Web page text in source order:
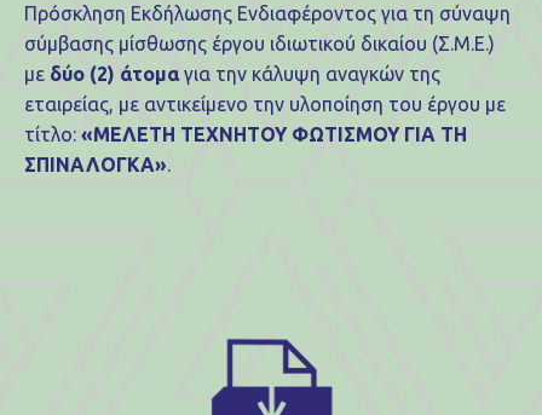
Πρόσκληση Εκδήλωσης Ενδιαφέροντος για τη σύναψη
σύμβασης μίσθωσης έργου ιδιωτικού δικαίου (Σ.Μ.Ε.)
με δύο (2) άτομαγια την κάλυψη αναγκών της
εταιρείας, με αντικείμενο την υλοποίηση του έργου με
τίτλο: «ΜΕΛΕΤΗ ΤΕΧΝΗΤΟΥ ΦΩΤΙΣΜΟΥ ΓΙΑ ΤΗ
ΣΠΙΝΑΛΟΓΚΑ».